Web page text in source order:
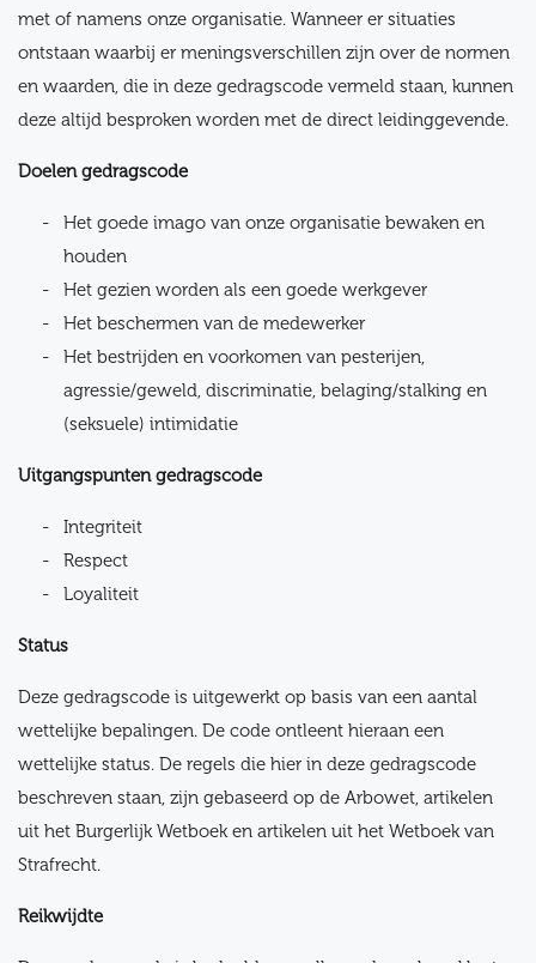
met of namens onze organisatie. Wanneer er situaties
ontstaan waarbij er meningsverschillen zijn over de normen
en waarden, die in deze gedragscode vermeld staan, kunnen
deze altijd besproken worden met de direct leidinggevende.
Doelen gedragscode
Het goede imago van onze organisatie bewaken en
houden
Het gezien worden als een goede werkgever
Het beschermen van de medewerker
Het bestrijden en voorkomen van pesterijen,
agressie/geweld, discriminatie, belaging/stalking en
(seksuele) intimidatie
Uitgangspunten gedragscode
Integriteit
Respect
Loyaliteit
Status
Deze gedragscode is uitgewerkt op basis van een aantal
wettelijke bepalingen. De code ontleent hieraan een
wettelijke status. De regels die hier in deze gedragscode
beschreven staan, zijn gebaseerd op de Arbowet, artikelen
uit het Burgerlijk Wetboek en artikelen uit het Wetboek van
Strafrecht.
Reikwijdte